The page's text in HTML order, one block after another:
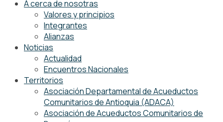
A cerca de nosotras
Valores y principios
Integrantes
Alianzas
Noticias
Actualidad
Encuentros Nacionales
Territorios
Asociación Departamental de Acueductos
Comunitarios de Antioquia (ADACA)
Asociación de Acueductos Comunitarios de